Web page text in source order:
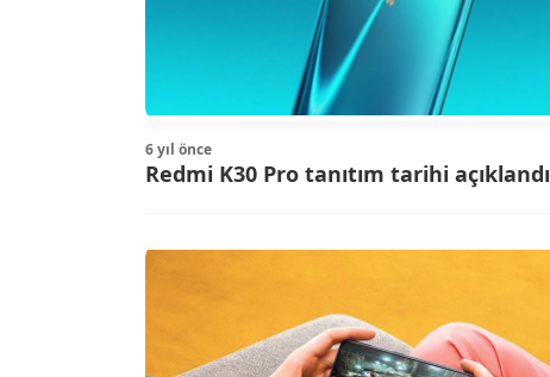
6 yıl önce
Redmi K30 Pro tanıtım tarihi açıklandı